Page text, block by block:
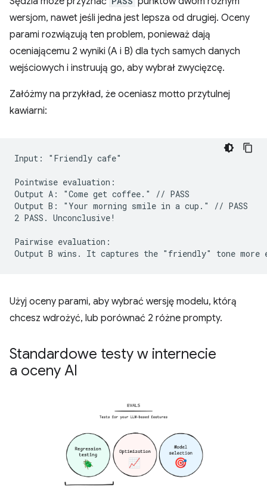
wersjom, nawet jeśli jedna jest lepsza od drugiej. Oceny
parami rozwiązują ten problem, ponieważ dają
oceniającemu 2 wyniki (A i B) dla tych samych danych
wejściowych i instruują go, aby wybrał zwycięzcę.
Załóżmy na przykład, że oceniasz motto przytulnej
kawiarni:
Input: "Friendly cafe"
Pointwise evaluation:
Output A: "Come get coffee." // PASS
Output B: "Your morning smile in a cup." // PASS
2 PASS. Unconclusive!
Pairwise evaluation:
Użyj oceny parami, aby wybrać wersję modelu, którą
chcesz wdrożyć, lub porównać 2 różne prompty.
Standardowe testy w internecie
a oceny AI